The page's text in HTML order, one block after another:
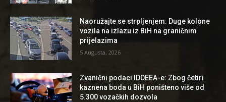
Naoružajte se strpljenjem: Duge kolone
vozila na izlazu iz BiH na graničnim
prijelazima
5 Augusta, 2026
Zvanični podaci IDDEEA-e: Zbog četiri
kaznena boda u BiH poništeno više od
5.300 vozačkih dozvola